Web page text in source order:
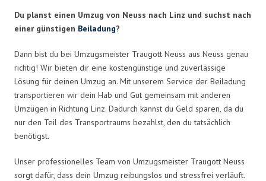
Du planst einen Umzug von Neuss nach Linz und suchst nach
einer günstigen Beiladung?
Dann bist du bei Umzugsmeister Traugott Neuss aus Neuss genau
richtig! Wir bieten dir eine kostengünstige und zuverlässige
Lösung für deinen Umzug an. Mit unserem Service der Beiladung
transportieren wir dein Hab und Gut gemeinsam mit anderen
Umzügen in Richtung Linz. Dadurch kannst du Geld sparen, da du
nur den Teil des Transportraums bezahlst, den du tatsächlich
benötigst.
Unser professionelles Team von Umzugsmeister Traugott Neuss
sorgt dafür, dass dein Umzug reibungslos und stressfrei verläuft.